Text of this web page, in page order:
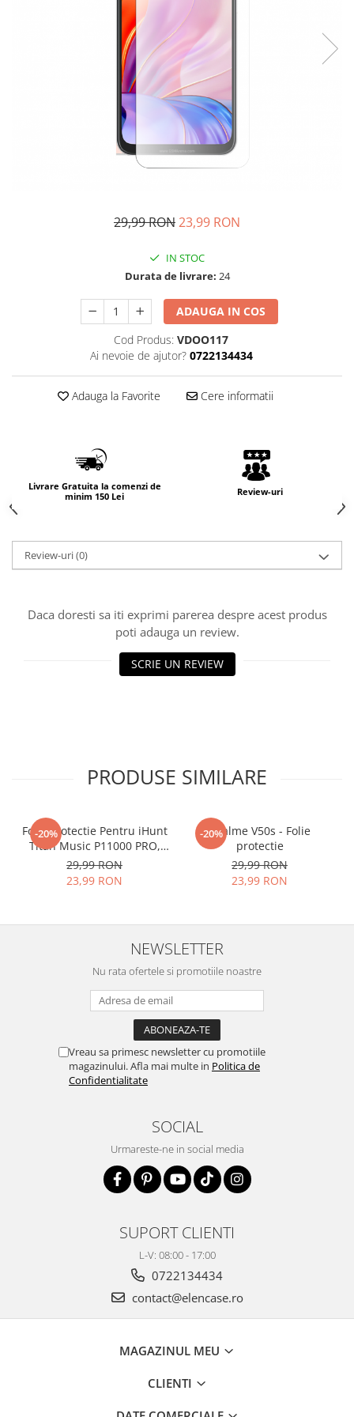
29,99 RON23,99 RON
IN STOC
Durata de livrare: 24
ADAUGA IN COS
Cod Produs: VDOO117
Ai nevoie de ajutor? 0722134434
Adauga la Favorite Cere informatii
Livrare Gratuita la comenzi de
minim 150 Lei
Review-uri
Review-uri(0)
Daca doresti sa iti exprimi parerea despre acest produs
poti adauga un review.
SCRIE UN REVIEW
PRODUSE SIMILARE
-20%
Folie Protectie Pentru iHunt
Titan Music P11000 PRO,
VDOO
29,99 RON
23,99 RON
-20%
Realme V50s - Folie
protectie
29,99 RON
23,99 RON
NEWSLETTER
Nu rata ofertele si promotiile noastre
Vreau sa primesc newsletter cu promotiile
magazinului. Afla mai multe in Politica de
Confidentialitate
SOCIAL
Urmareste-ne in social media
SUPORT CLIENTI
L-V: 08:00 - 17:00
0722134434
contact@elencase.ro
MAGAZINUL MEU
CLIENTI